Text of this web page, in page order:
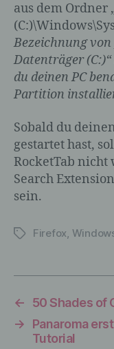
aus dem Ordner
Bezeichnung von
Datenträger
du deinen PC
Partition
Sobald du
gestartet hast,
RocketTab nicht
Search
sein.
Schlagwörter
Firefox,
←
50 Shades of
→
Panaroma
Tutorial
oder
deren
für die
verarbeitet
Vorgang
im
das
die
Löschen